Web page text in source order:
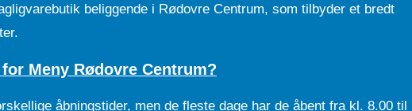
beliggende i Rødovre Centrum, som tilbyder et bredt
Meny Rødovre Centrum?
åbningstider, men de fleste dage har de åbent fra kl. 8.00 til